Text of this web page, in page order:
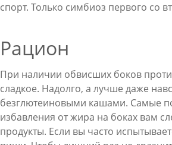
спорт. Только симбиоз первого со
Рацион
При наличии обвисших боков
сладкое. Надолго, а лучше даже
безглютеиновыми кашами. Самые
избавления от жира на боках вам
продукты. Если вы часто